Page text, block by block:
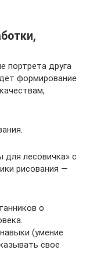
портрета друга
формирование
лесовичка» с
рисования —
о
(умение
свое